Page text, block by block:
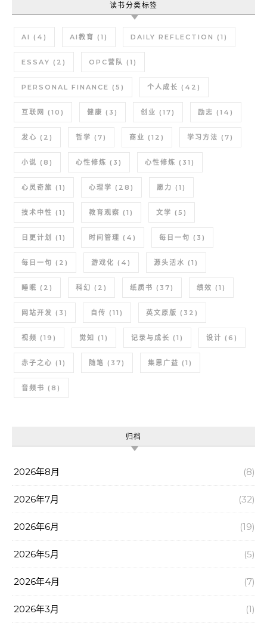
读书分类标签
AI (4) AI教育 (1) DAILY REFLECTION (1)
ESSAY (2) OPC营队 (1)
PERSONAL FINANCE (5) 个人成长 (42)
互联网 (10) 健康 (3) 创业 (17) 励志 (14)
发心 (2) 哲学 (7) 商业 (12) 学习方法 (7)
小说 (8) 心性修炼 (3) 心性修炼 (31)
心灵奇旅 (1) 心理学 (28) 愿力 (1)
技术中性 (1) 教育观察 (1) 文学 (5)
日更计划 (1) 时间管理 (4) 每日一句 (3)
每日一句 (2) 游戏化 (4) 源头活水 (1)
睡眠 (2) 科幻 (2) 纸质书 (37) 绩效 (1)
网站开发 (3) 自传 (11) 英文原版 (32)
视频 (19) 觉知 (1) 记录与成长 (1) 设计 (6)
赤子之心 (1) 随笔 (37) 集思广益 (1)
音频书 (8)
归档
2026年8月 (8)
2026年7月 (32)
2026年6月 (19)
2026年5月 (5)
2026年4月 (7)
2026年3月 (1)